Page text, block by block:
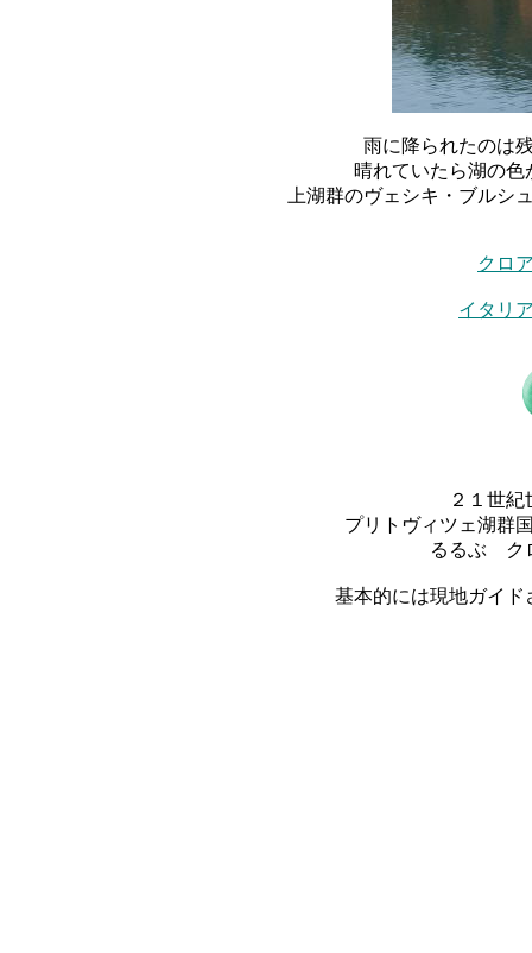
雨に降られたのは
晴れていたら湖の
上湖群のヴェシキ・ブルシ
クロ
イタリ
２１世
プリトヴィツェ湖群
るるぶ ク
基本的には現地ガイ